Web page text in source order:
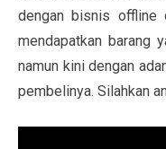
dengan bisnis offline
mendapatkan barang
namun kini dengan
pembelinya. Silahkan